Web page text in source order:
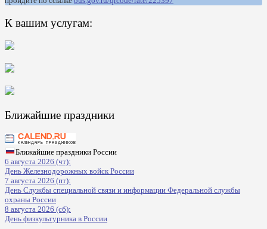
К вашим услугам:
Ближайшие праздники
Ближайшие праздники России
6 августа 2026 (чт):
День Железнодорожных войск России
7 августа 2026 (пт):
День Службы специальной связи и информации Федеральной службы
охраны России
8 августа 2026 (сб):
День физкультурника в России